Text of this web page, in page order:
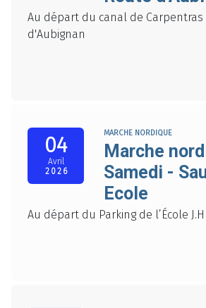
Au départ du canal de
d'Aubignan
04
Avril
2026
MARCHE NORDIQUE
Marche
Samedi -
Ecole
Au départ du Parking de l’École J.H